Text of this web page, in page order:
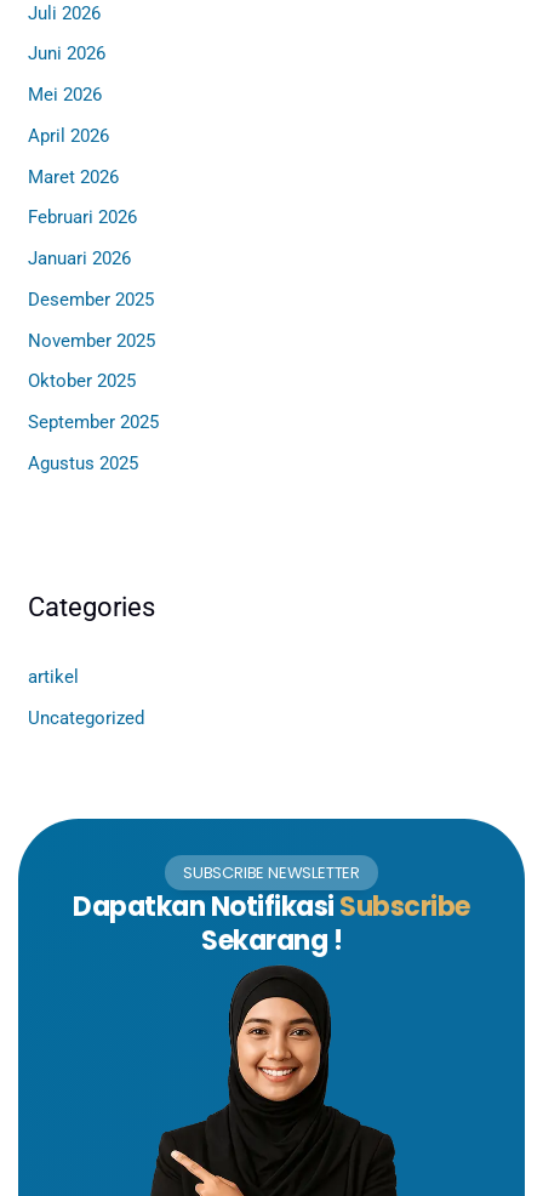
Juli 2026
Juni 2026
Mei 2026
April 2026
Maret 2026
Februari 2026
Januari 2026
Desember 2025
November 2025
Oktober 2025
September 2025
Agustus 2025
Categories
artikel
Uncategorized
SUBSCRIBE NEWSLETTER
Dapatkan NotifikasiSubscribe
Sekarang !